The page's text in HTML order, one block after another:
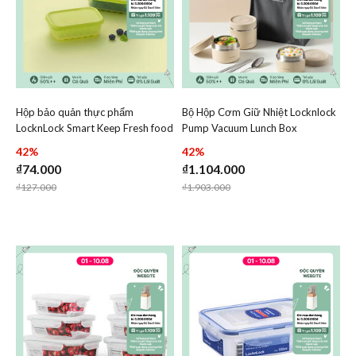
Add Hộp bảo quản thực phẩm LocknLock Smart Keep
Add Hộp bảo quản thực phẩm
Hộp bảo quản thực phẩm
LocknLock Smart Keep Fresh food
HLE5100NS2
42%
₫74.000
Price reduced from
₫127.000to
Add Bộ Hộp Cơm Giữ
Add Bộ
Bộ Hộp Cơm Giữ Nhiệt Locknlock
Pump Vacuum Lunch Box
Thìa, Túi) - 2 Màu (Be, Navy xanh
nhạt) - LHC8052S02
42%
₫1.104.000
Price reduced from
₫1.903.000to